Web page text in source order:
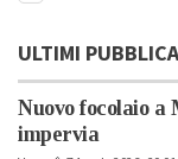
ULTIMI
Nuovo focolaio a
impervia